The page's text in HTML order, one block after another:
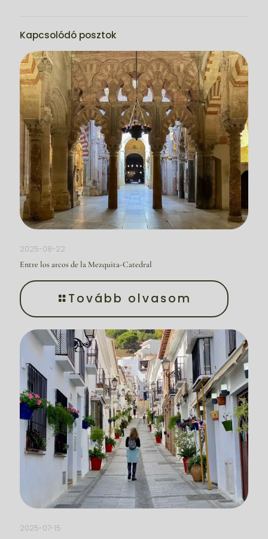
Kapcsolódó posztok
2025-08-22
Entre los arcos de la Mezquita-Catedral
Tovább olvasom
2025-07-15